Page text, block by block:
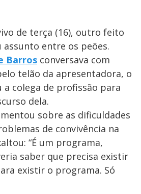
de terça (16), outro feito
entre os peões.
Barros conversava com
telão da apresentadora, o
colega de profissão para
dela.
sobre as dificuldades
de convivência na
“É um programa,
saber que precisa existir
existir o programa. Só